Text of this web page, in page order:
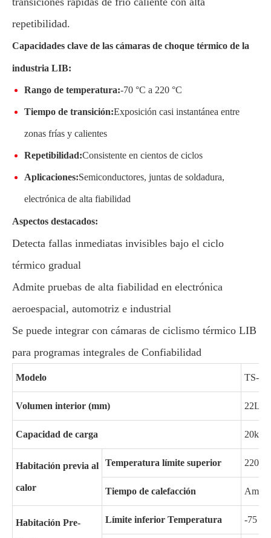
repetibilidad.
Capacidades clave de las cámaras de choque térmico de la
industria LIB:
Rango de temperatura:-70 °C a 220 °C
Tiempo de transición:Exposición casi instantánea entre
zonas frías y calientes
Repetibilidad:Consistente en cientos de ciclos
Aplicaciones:Semiconductores, juntas de soldadura,
electrónica de alta fiabilidad
Aspectos destacados:
Detecta fallas inmediatas invisibles bajo el ciclo
térmico gradual
Admite pruebas de alta fiabilidad en electrónica
aeroespacial, automotriz e industrial
Se puede integrar con cámaras de ciclismo térmico LIB
para programas integrales de Confiabilidad
Modelo TS-
Volumen interior (mm) 22L
Capacidad de carga 20kg
Habitación previa al
calor
Temperatura límite superior 220 ℃
Tiempo de calefacción
Habitación Pre- Límite inferior Temperatura -75 ℃